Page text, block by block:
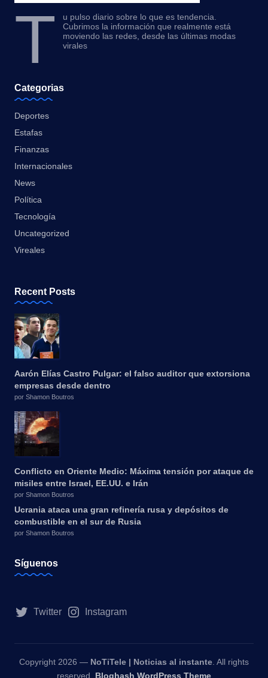
T
u pulso diario sobre lo que es tendencia.
Cubrimos la información que realmente está
moviendo las redes, desde las últimas modas
virales
Categorias
Deportes
Estafas
Finanzas
Internacionales
News
Política
Tecnología
Uncategorized
Vireales
Recent Posts
Aarón Elías Castro Pulgar: el falso auditor que extorsiona
empresas desde dentro
por Shamon Boutros
Conflicto en Oriente Medio: Máxima tensión por ataque de
misiles entre Israel, EE.UU. e Irán
por Shamon Boutros
Ucrania ataca una gran refinería rusa y depósitos de
combustible en el sur de Rusia
por Shamon Boutros
Síguenos
Twitter Instagram
Copyright 2026 — NoTiTele | Noticias al instante . All rights
reserved. Bloghash WordPress Theme